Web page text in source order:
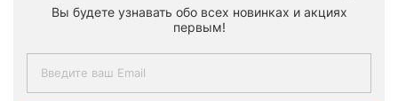
Вы будете узнавать обо всех новинках и акциях
первым!